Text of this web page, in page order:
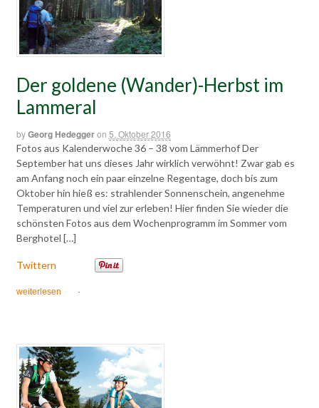
Der goldene (Wander)-Herbst im
Lammeral
byGeorg Hedeggeron 5. Oktober 2016
Fotos aus Kalenderwoche 36 – 38 vom Lämmerhof Der
September hat uns dieses Jahr wirklich verwöhnt! Zwar gab es
am Anfang noch ein paar einzelne Regentage, doch bis zum
Oktober hin hieß es: strahlender Sonnenschein, angenehme
Temperaturen und viel zur erleben! Hier finden Sie wieder die
schönsten Fotos aus dem Wochenprogramm im Sommer vom
Berghotel […]
Twittern
weiterlesen ·